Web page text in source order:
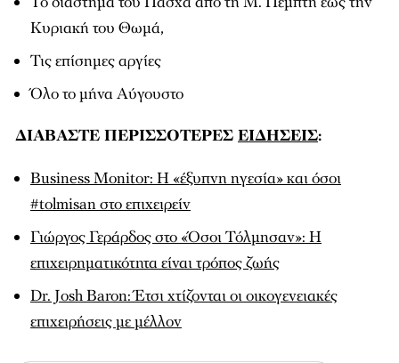
Κυριακή του Θωμά,
Τις επίσημες αργίες
Όλο το μήνα Αύγουστο
ΔΙΑΒΑΣΤΕ ΠΕΡΙΣΣΟΤΕΡΕΣ ΕΙΔΗΣΕΙΣ:
Βusiness Monitor: Η «έξυπνη ηγεσία» και όσοι
#tolmisan στο επιχειρείν
Γιώργος Γεράρδος στο «Όσοι Τόλμησαν»: Η
επιχειρηματικότητα είναι τρόπος ζωής
Dr. Josh Baron: Έτσι χτίζονται οι οικογενειακές
επιχειρήσεις με μέλλον